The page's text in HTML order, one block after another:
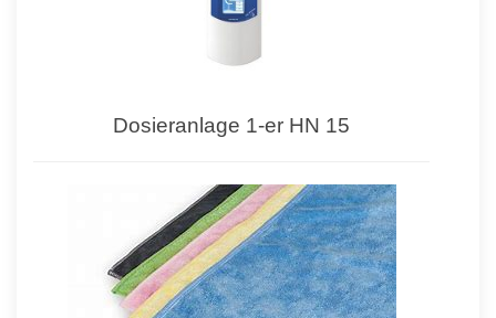
Dosieranlage 1-er HN 15